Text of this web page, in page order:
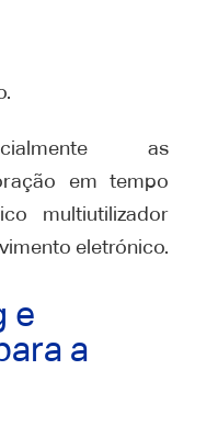
as
em tempo
multiutilizador
eletrónico.
e
a